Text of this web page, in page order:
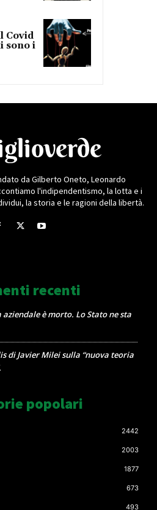
Covid
sono i
da Gilberto Oneto, Leonardo
l'indipendentismo, la lotta e i
la storia e le ragioni della libertà.
recenti
aziendale è morto. Lo Stato ne sta
di Javier Milei sulla “nuova teoria
popolari
2442
2003
1877
673
493